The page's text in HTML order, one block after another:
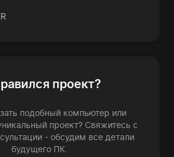
проект?
подобный компьютер или
проект? Свяжитесь с
- обсудим все детали
будущего ПК.